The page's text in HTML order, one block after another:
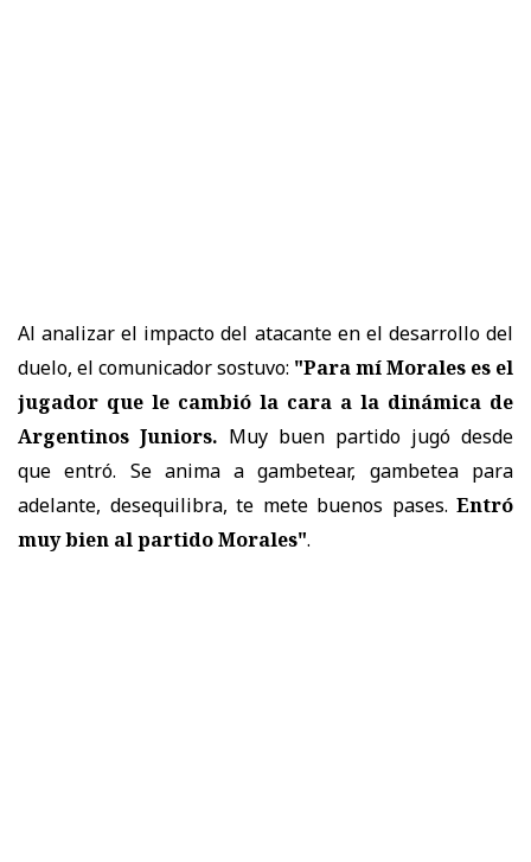
Al analizar el impacto del atacante en el desarrollo del
duelo, el comunicador sostuvo: "Para mí Morales es el
jugador que le cambió la cara a la dinámica de
Argentinos Juniors. Muy buen partido jugó desde
que entró. Se anima a gambetear, gambetea para
adelante, desequilibra, te mete buenos pases. Entró
muy bien al partido Morales".